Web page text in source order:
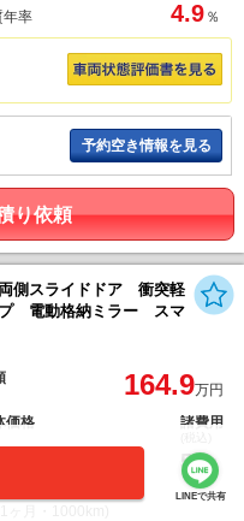
LINEで共有
年率 4.9 ％
予約空き情報を見る
り依頼
スライドドア 衝突軽
電動格納ミラー スマ
164.9万円
価格
諸費用
5万円